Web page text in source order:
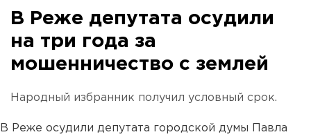
В Реже депутата осудили
на три года за
мошенничество с землей
Народный избранник получил условный срок.
В Реже осудили депутата городской думы Павла